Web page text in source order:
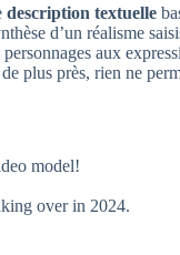
description textuelle
d’un réalisme
aux
plus près, rien ne
model!
over in 2024.